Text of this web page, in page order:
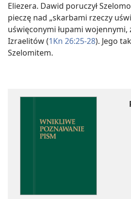
Eliezera. Dawid poruczył
pieczę nad „skarbami rzeczy
uświęconymi łupami
Izraelitów (1Kn 26:25-28). Jego
Szelomitem.